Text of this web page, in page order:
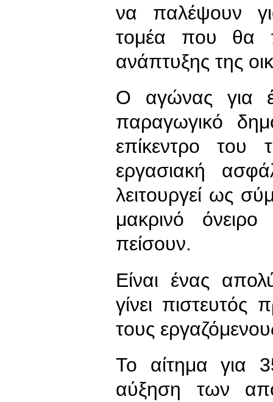
να παλέψουν
τομέα που θα
ανάπτυξης της
Ο αγώνας για
παραγωγικό
επίκεντρο του
εργασιακή
λειτουργεί ως
μακρινό
πείσουν.
Είναι ένας
γίνει
τους
Το αίτημα για
αύξηση των